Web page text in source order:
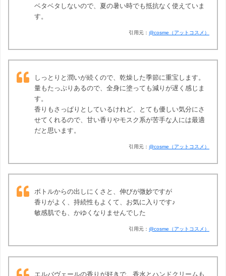
ベタベタしないので、夏の暑い時でも抵抗なく使えていま
す。
引用元： @cosme（アットコスメ）
しっとりと潤いが続くので、乾燥した季節に重宝します。
量もたっぷりあるので、全身に塗っても減りが遅く感じま
す。
香りもさっぱりとしているけれど、とても優しい気分にさ
せてくれるので、甘い香りやモスク系が苦手な人には最適
だと思います。
引用元： @cosme（アットコスメ）
ボトルからの出しにくさと、伸びが微妙ですが
香りがよく、持続性もよくて、お気に入りです♪
敏感肌でも、かゆくなりませんでした
引用元： @cosme（アットコスメ）
エルバヴェールの香りが好きで、香水とハンドクリームも